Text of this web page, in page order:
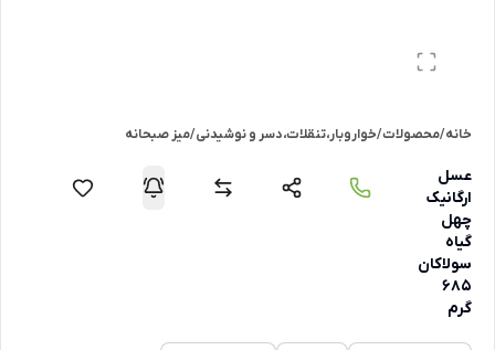
خانه/محصولات/خواروبار،تنقلات،دسر و نوشیدنی/میز صبحانه
عسل
ارگانیک
چهل
گیاه
سولاکان
685
گرم